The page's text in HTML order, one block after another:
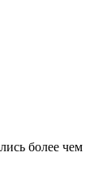
более чем